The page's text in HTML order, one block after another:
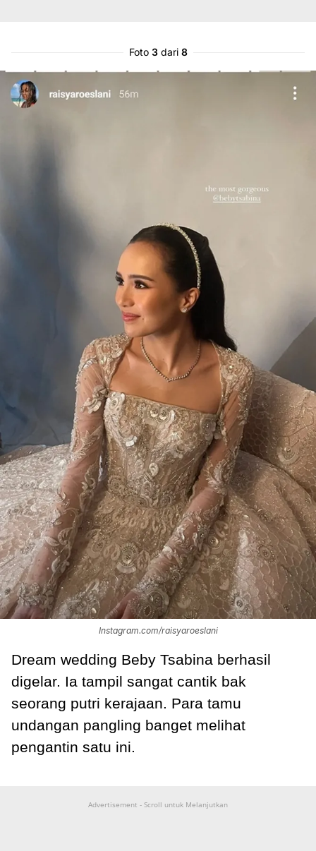
Foto 3dari 8
Instagram.com/raisyaroeslani
Dream wedding Beby Tsabina berhasil
digelar. Ia tampil sangat cantik bak
seorang putri kerajaan. Para tamu
undangan pangling banget melihat
pengantin satu ini.
Advertisement - Scroll untuk Melanjutkan